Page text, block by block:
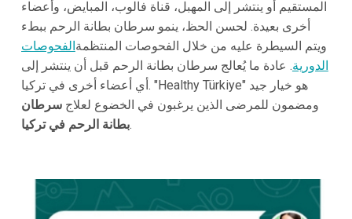
المستقيم أو ينتشر إلى المهبل، قناة فالوب، المبايض، وأعضاء
أخرى بعيدة. لحسن الحظ، ينمو سرطان بطانة الرحم ببطء
ويتم السيطرة عليه من خلال الفحوصات المنتظمة الفحوصات
الدورية. عادة ما يُعالج سرطان بطانة الرحم قبل أن ينتشر إلى
أي أعضاء أخرى في تركيا. "Healthy Türkiye" هو خيار جيد
ومضمون للمرضى الذين يرغبون في الخضوع لعلاجسرطان
بطانة الرحم في تركيا.